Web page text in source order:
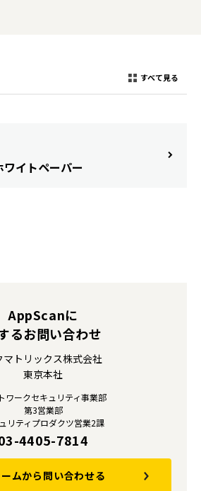
イトペーパー
すべて見る
AppScanに
るお問い合わせ
マトリックス株式会社
東京本社
ワークセキュリティ事業部
第3営業部
リティプロダクツ営業2課
4405-7814
ムから問い合わせる